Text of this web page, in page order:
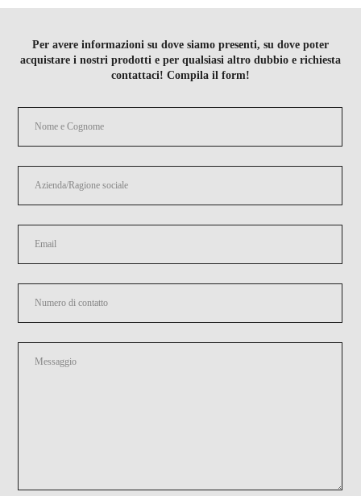
Per avere informazioni su dove siamo presenti, su dove poter
acquistare i nostri prodotti e per qualsiasi altro dubbio e richiesta
contattaci! Compila il form!